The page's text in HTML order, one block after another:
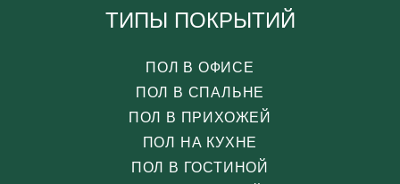
ТИПЫ ПОКРЫТИЙ
ПОЛ В ОФИСЕ
ПОЛ В СПАЛЬНЕ
ПОЛ В ПРИХОЖЕЙ
ПОЛ НА КУХНЕ
ПОЛ В ГОСТИНОЙ